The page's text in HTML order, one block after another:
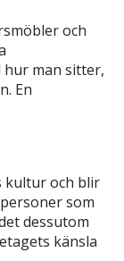
och
hur man sitter,
En
kultur och blir
som
dessutom
känsla